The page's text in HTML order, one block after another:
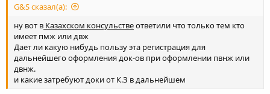
G&S сказал(а):
ну вот в Казахском консульствеответили что только тем кто
имеет пмж или двж
Дает ли какую нибудь пользу эта регистрация для
дальнейшего оформления док-ов при оформлении пвнж или
двнж.
и какие затребуют доки от К.З в дальнейшем